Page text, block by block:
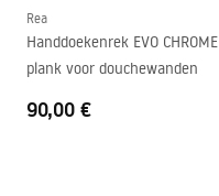
Rea
Handdoekenrek EVO CHROME
plank voor douchewanden
90,00 €